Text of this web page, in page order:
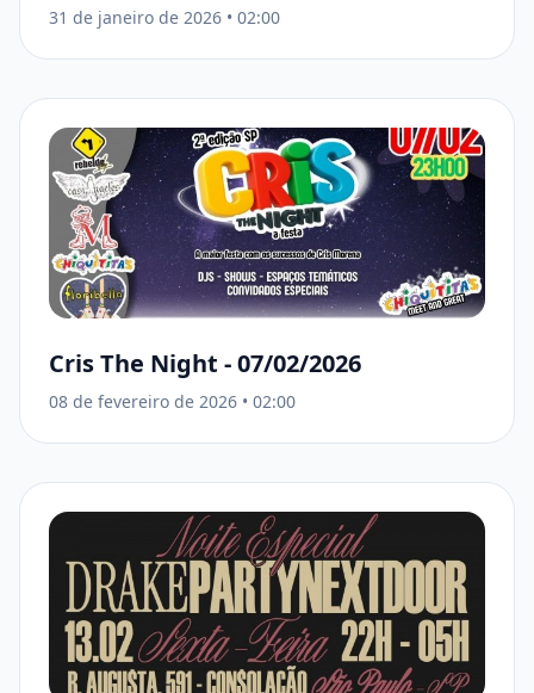
31 de janeiro de 2026 • 02:00
Cris The Night - 07/02/2026
08 de fevereiro de 2026 • 02:00